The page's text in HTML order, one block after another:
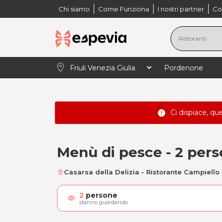
Chi siamo Come Funziona I nostri partner
location_on
error Ci dispiace,
Menù di pesce - 2
Menù di pesce - 2
location_on Casarsa della Delizia - Ristorante Campiello
visibility 2 persone
stanno guardando